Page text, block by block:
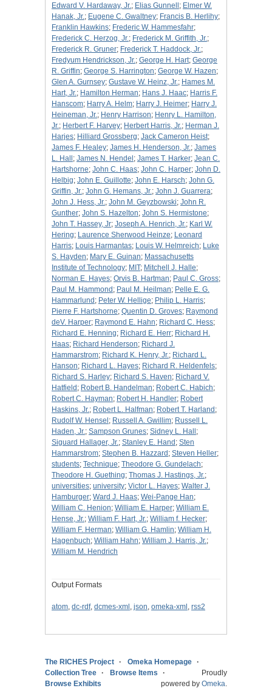
Edward V. Hardaway, Jr.; Elias Gunnell ; Elmer W.
Hanak, Jr.; Eugene C. Gwaltney; Francis B. Herlihy;
Franklin Hawkins; Frederic W. Hammesfahr;
Frederick C. Herzog, Jr.; Frederick M. Griffith, Jr.;
Frederick R. Gruner; Frederick T. Haddock, Jr.;
Fredyum Hendrickson, Jr.; George H. Hart; George
R. Griffin; George S. Harrington; George W. Hazen;
Glen A. Gurnsey; Gustave W. Heinz, Jr.; Hames M.
Hart, Jr.; Hamilton Herman; Hans J. Haac; Harris F.
Hanscom; Harry A. Helm; Harry J. Heimer; Harry J.
Heineman, Jr.; Henry Harrison; Henry L. Hamilton,
Jr.; Herbert F. Harvey; Herbert Harris, Jr.; Herman J.
Harjes; Hilliard Grossberg; Jack Cameron Heist;
James F. Healey; James H. Henderson, Jr.; James
L. Hall ; James N. Hendel ; James T. Harker; Jean C.
Hartshorne; John C. Haas; John C. Harper; John D.
Helbig; John E. Guillotte; John E. Harsch; John G.
Griffin, Jr.; John G. Hemans, Jr.; John J. Guarrera;
John J. Hess, Jr.; John M. Geyzbowski; John R.
Gunther; John S. Hazelton; John S. Hermistone;
John T. Hassey, Jr; Joseph A. Henrich, Jr.; Karl W.
Hering; Laurence Sherwood Heinze; Leonard
Harris; Louis Harmantas; Louis W. Helmreich; Luke
S. Hayden; Mary E. Guinan; Massachusetts
Institute of Technology; MIT; Mitchell J. Halle;
Norman E. Hayes; Orvis B. Hartman; Paul C. Gross;
Paul M. Hammond ; Paul M. Heilman; Pelle E. G.
Hammarlund ; Peter W. Hellige; Philip L. Harris;
Pierre F. Hartshorne; Quentin D. Groves; Raymond
deV. Harper; Raymond E. Hahn; Richard C. Hess;
Richard E. Henning; Richard E. Herr; Richard H.
Haas; Richard Henderson; Richard J.
Hammarstrom; Richard K. Henry, Jr.; Richard L.
Hanson; Richard L. Hayes; Richard R. Heldenfels;
Richard S. Harley; Richard S. Haven; Richard V.
Hatfield ; Robert B. Handelman; Robert C. Habich;
Robert C. Hayman; Robert H. Handler; Robert
Haskins, Jr.; Robert L. Halfman; Robert T. Harland ;
Rudolf W. Hensel ; Russell A. Gwillim; Russell L.
Haden, Jr.; Sampson Grunes; Sidney L. Hall ;
Siguard Hallager, Jr.; Stanley E. Hand ; Sten
Hammarstrom; Stephen B. Hazzard ; Steven Heller;
students; Technique; Theodore G. Gundelach;
Theodore H. Guething; Thomas J. Hastings, Jr.;
universities; university; Victor L. Hayes; Walter J.
Hamburger; Ward J. Haas; Wei-Pange Han;
William C. Henion; William E. Harper; William E.
Hense, Jr.; William F. Hart, Jr.; William f. Hecker;
William F. Herman; William G. Hamlin; William H.
Hagenbuch; William Hahn; William J. Harris, Jr.;
William M. Hendrich
Output Formats
atom, dc-rdf, dcmes-xml , json, omeka-xml , rss2
The RICHES Project
Omeka Homepage
Collection Tree
Browse Items
Browse Exhibits
Proudly
powered by Omeka.